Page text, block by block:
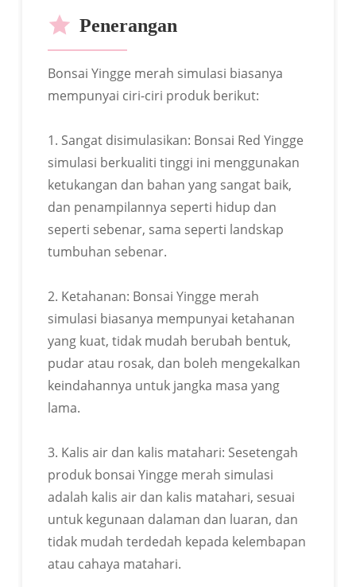
Penerangan
Bonsai Yingge merah simulasi biasanya
mempunyai ciri-ciri produk berikut:
1. Sangat disimulasikan: Bonsai Red Yingge
simulasi berkualiti tinggi ini menggunakan
ketukangan dan bahan yang sangat baik,
dan penampilannya seperti hidup dan
seperti sebenar, sama seperti landskap
tumbuhan sebenar.
2. Ketahanan: Bonsai Yingge merah
simulasi biasanya mempunyai ketahanan
yang kuat, tidak mudah berubah bentuk,
pudar atau rosak, dan boleh mengekalkan
keindahannya untuk jangka masa yang
lama.
3. Kalis air dan kalis matahari: Sesetengah
produk bonsai Yingge merah simulasi
adalah kalis air dan kalis matahari, sesuai
untuk kegunaan dalaman dan luaran, dan
tidak mudah terdedah kepada kelembapan
atau cahaya matahari.
ODM
OEM